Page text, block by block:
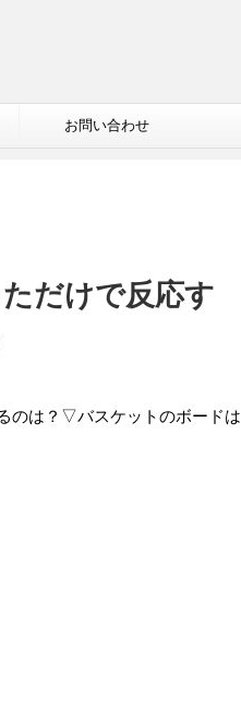
お問い合わせ
だけで反応す
のは？▽バスケットのボードは